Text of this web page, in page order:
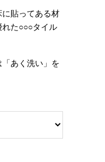
に貼ってある材
た○○○タイル
あく洗い」を